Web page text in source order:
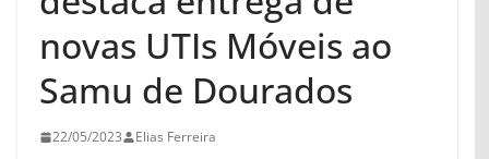
novas UTIs Móveis ao
Samu de Dourados
22/05/2023 Elias Ferreira